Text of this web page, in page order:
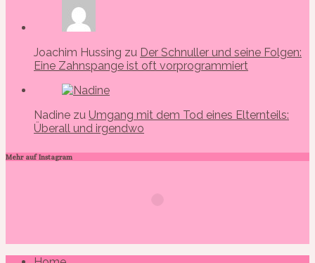
Joachim Hussing zu Der Schnuller und seine Folgen:
Eine Zahnspange ist oft vorprogrammiert
Nadine zu Umgang mit dem Tod eines Elternteils:
Überall und irgendwo
Mehr auf Instagram